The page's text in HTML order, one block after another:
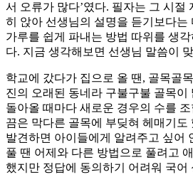
서 오류가 많다’였다. 필자는 그 시절
히 앉아 선생님의 설명을 듣기보다는
가루를 쉽게 파내는 방법 따위를 생
다. 지금 생각해보면 선생님 말씀이
학교에 갔다가 집으로 올 땐, 골목골
진의 오래된 동네라 구불구불 골목이
돌아올 때마다 새로운 경우의 수를
끔은 막다른 골목에 부딪혀 헤매기도
발견하면 아이들에게 알려주고 싶어
풀 땐 어제와 다른 방법으로 풀려고
했지만 정답에 동의하기 어려워 국어